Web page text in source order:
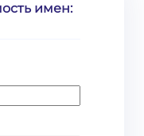
имен: